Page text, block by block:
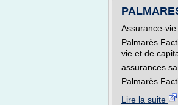
Assurance-
Palmarès
vie et de
assurances
Palmarès
Lire la suite